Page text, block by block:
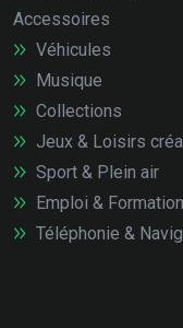
Accessoires
Véhicules
Musique
Collections
Jeux & Loisirs
Sport & Plein air
Emploi &
Téléphonie &